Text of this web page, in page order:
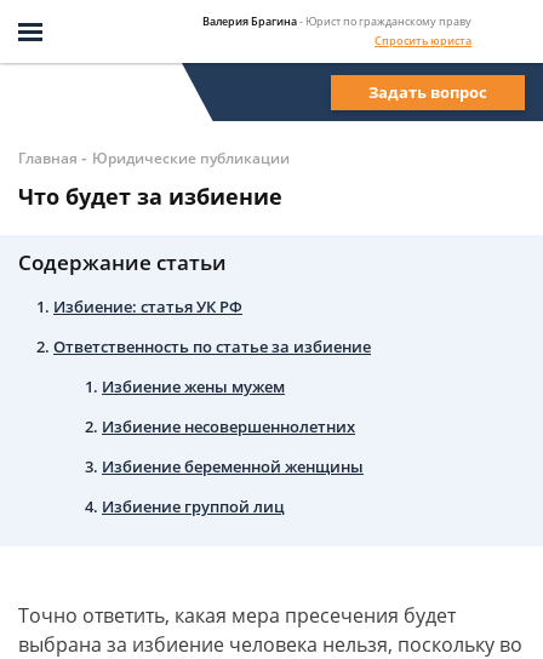
Валерия Брагина- Юрист по гражданскому праву
Спросить юриста
Задать вопрос
Главная - Юридические публикации
Что будет за избиение
Содержание статьи
Избиение: статья УК РФ
Ответственность по статье за избиение
Избиение жены мужем
Избиение несовершеннолетних
Избиение беременной женщины
Избиение группой лиц
Точно ответить, какая мера пресечения будет
выбрана за избиение человека нельзя, поскольку во